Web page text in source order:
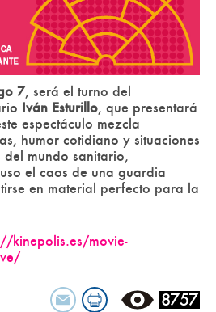
7, será el turno del
Iván Esturillo, que presentará
espectáculo mezcla
humor cotidiano y situaciones
del mundo sanitario,
el caos de una guardia
en material perfecto para la
kinepolis.es/movie-
8757